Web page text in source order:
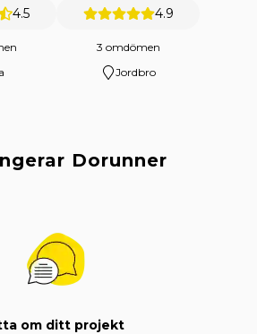
4.5 4.9
3 omdömen
Jordbro
Dorunner
om ditt projekt